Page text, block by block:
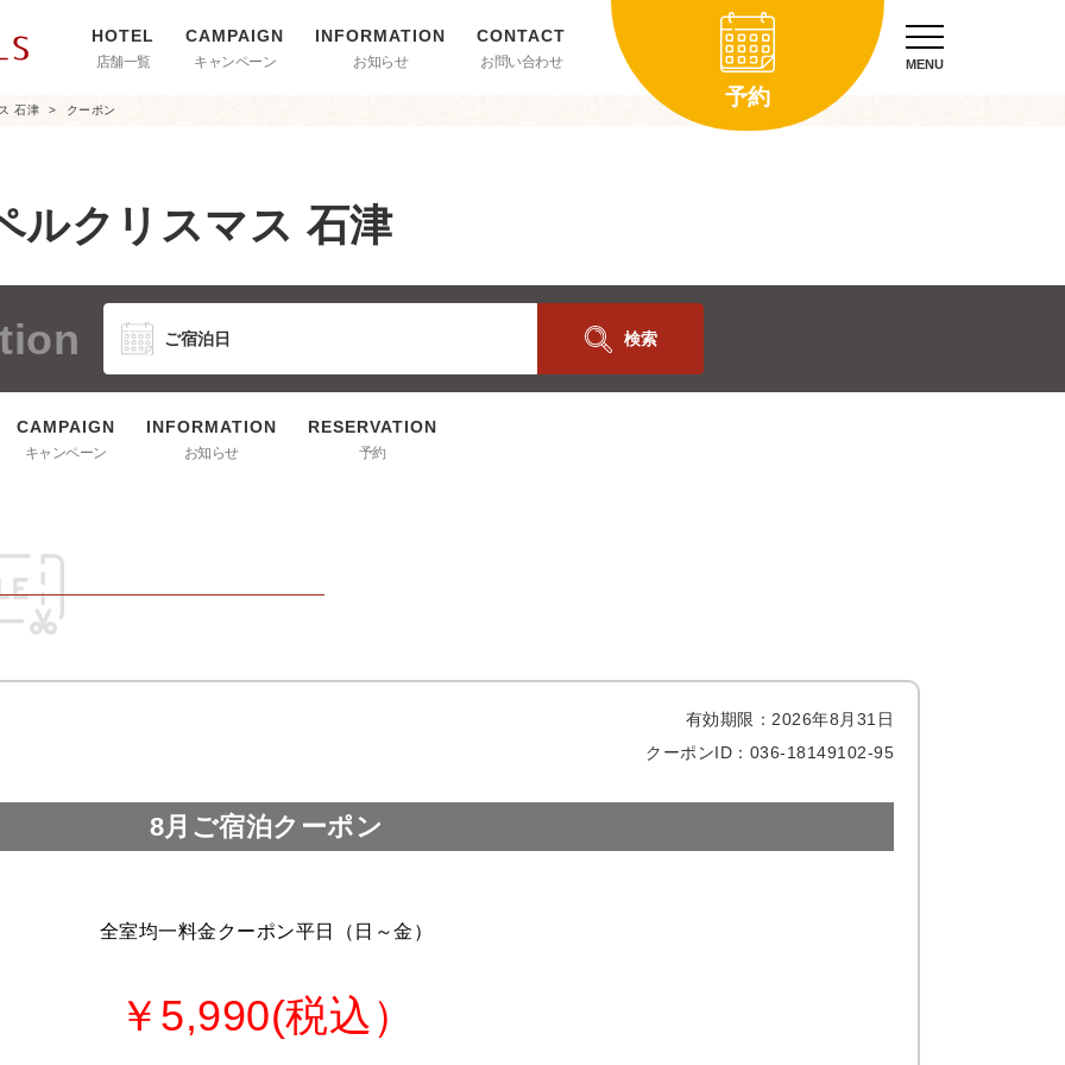
店舗一覧 キャンペーン お知らせ お問い合わせ
予約
MENU
石津 クーポン
ルクリスマス 石津
検索
キャンペーン お知らせ 予約
有効期限：2026年8月31日
クーポンID：036-18149102-95
8月ご宿泊クーポン
全室均一料金クーポン平日（日～金）
￥5,990(税込）